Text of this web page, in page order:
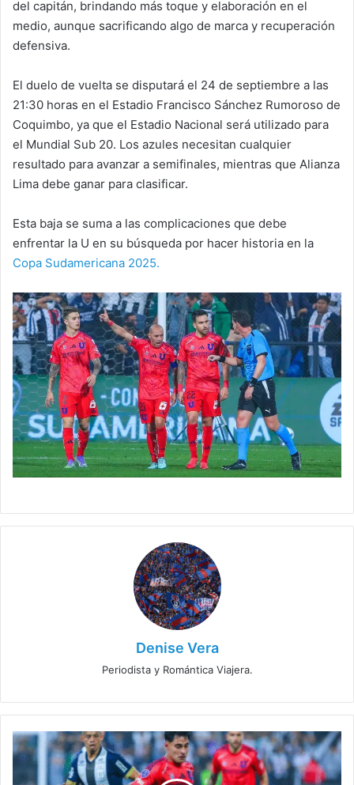
del capitán, brindando más toque y elaboración en el
medio, aunque sacrificando algo de marca y recuperación
defensiva.
El duelo de vuelta se disputará el 24 de septiembre a las
21:30 horas en el Estadio Francisco Sánchez Rumoroso de
Coquimbo, ya que el Estadio Nacional será utilizado para
el Mundial Sub 20. Los azules necesitan cualquier
resultado para avanzar a semifinales, mientras que Alianza
Lima debe ganar para clasificar.
Esta baja se suma a las complicaciones que debe
enfrentar la U en su búsqueda por hacer historia en la
Copa Sudamericana 2025.
Denise Vera
Periodista y Romántica Viajera.
Este
canal
transmitirá